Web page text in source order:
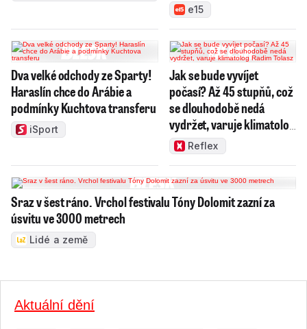
e15
Dva velké odchody ze Sparty!
Haraslín chce do Arábie a
podmínky Kuchtova transferu
iSport
Jak se bude vyvíjet
počasí? Až 45 stupňů, což
se dlouhodobě nedá
vydržet, varuje klimatolog
Radim Tolasz
Reflex
Sraz v šest ráno. Vrchol festivalu Tóny Dolomit zazní za
úsvitu ve 3000 metrech
Lidé a země
Aktuální dění